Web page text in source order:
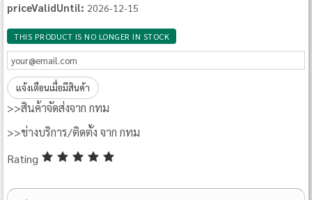
priceValidUntil: 2026-12-15
THIS PRODUCT IS NO LONGER IN STOCK
แจ้งเตือนเมื่อมีสินค้า
>>สินค้าจัดส่งจาก กทม
>>ช่างบริการ/ติดตั้ง จาก กทม
Rating